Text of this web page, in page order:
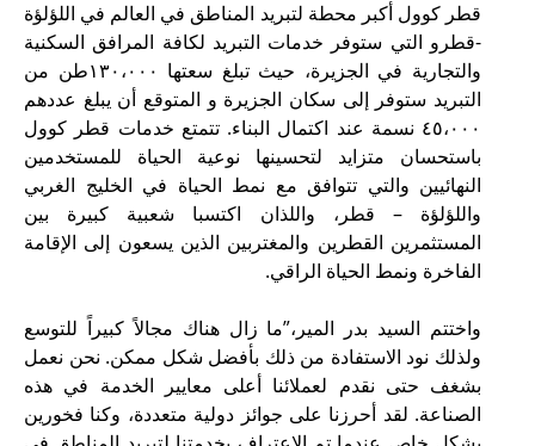
قطر كوول أكبر محطة لتبريد المناطق في العالم في اللؤلؤة
-قطرو التي ستوفر خدمات التبريد لكافة المرافق السكنية
والتجارية في الجزيرة، حيث تبلغ سعتها ١٣٠،٠٠٠طن من
التبريد ستوفر إلى سكان الجزيرة و المتوقع أن يبلغ عددهم
٤٥،٠٠٠ نسمة عند اكتمال البناء. تتمتع خدمات قطر كوول
باستحسان متزايد لتحسينها نوعية الحياة للمستخدمين
النهائيين والتي تتوافق مع نمط الحياة في الخليج الغربي
واللؤلؤة – قطر، واللذان اكتسبا شعبية كبيرة بين
المستثمرين القطرين والمغتربين الذين يسعون إلى الإقامة
الفاخرة ونمط الحياة الراقي.
واختتم السيد بدر المير،”ما زال هناك مجالاً كبيراً للتوسع
ولذلك نود الاستفادة من ذلك بأفضل شكل ممكن. نحن نعمل
بشغف حتى نقدم لعملائنا أعلى معايير الخدمة في هذه
الصناعة. لقد أحرزنا على جوائز دولية متعددة، وكنا فخورين